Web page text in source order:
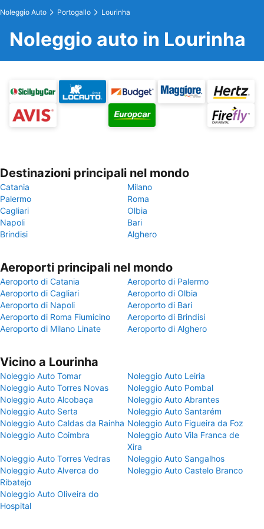
Noleggio Auto Portogallo Lourinha
Noleggio auto in Lourinha
Destinazioni principali nel mondo
Catania
Milano
Palermo
Roma
Cagliari
Olbia
Napoli
Bari
Brindisi
Alghero
Aeroporti principali nel mondo
Aeroporto di Catania
Aeroporto di Palermo
Aeroporto di Cagliari
Aeroporto di Olbia
Aeroporto di Napoli
Aeroporto di Bari
Aeroporto di Roma Fiumicino
Aeroporto di Brindisi
Aeroporto di Milano Linate
Aeroporto di Alghero
Vicino a Lourinha
Noleggio Auto Tomar
Noleggio Auto Leiria
Noleggio Auto Torres Novas
Noleggio Auto Pombal
Noleggio Auto Alcobaça
Noleggio Auto Abrantes
Noleggio Auto Serta
Noleggio Auto Santarém
Noleggio Auto Caldas da Rainha Noleggio Auto Figueira da Foz
Noleggio Auto Coimbra
Noleggio Auto Vila Franca de
Xira
Noleggio Auto Torres Vedras
Noleggio Auto Sangalhos
Noleggio Auto Alverca do
Ribatejo
Noleggio Auto Castelo Branco
Noleggio Auto Oliveira do
Hospital